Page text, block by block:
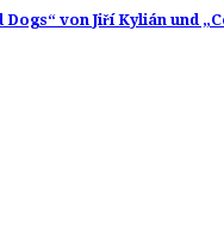
von Jiří Kylián und